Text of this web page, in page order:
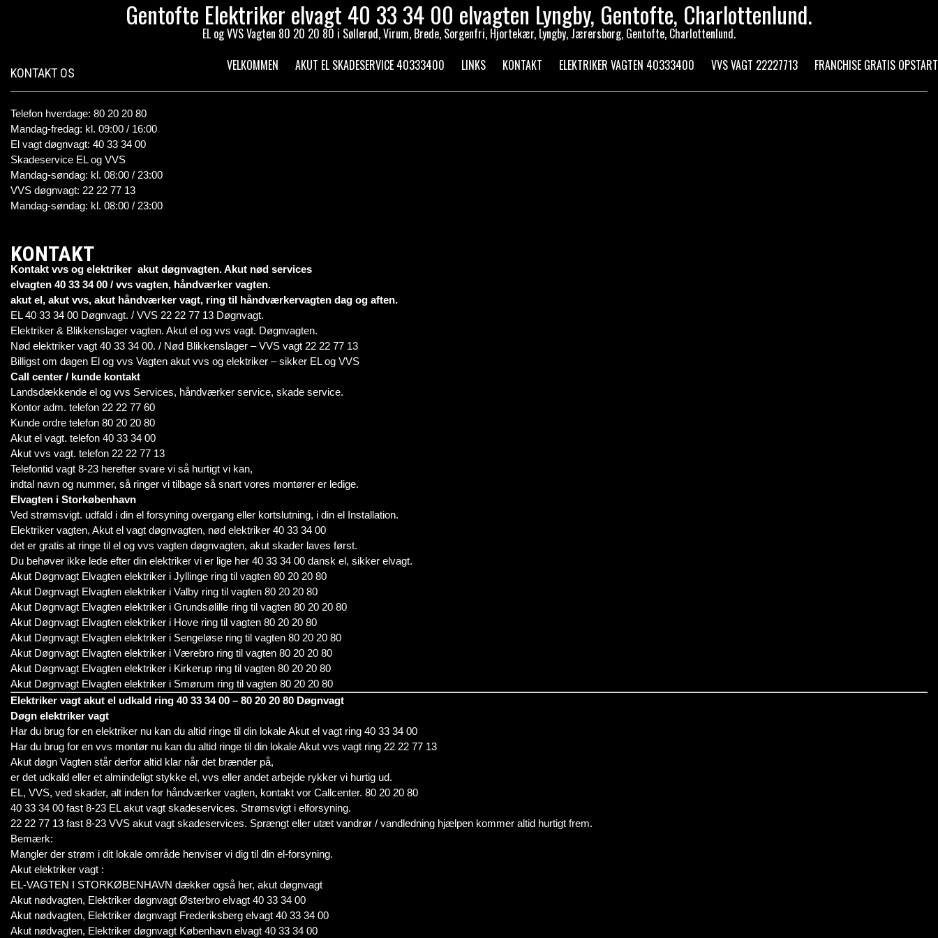
Gentofte Elektriker elvagt 40 33 34 00 elvagten Lyngby, Gentofte, Charlottenlund.
EL og VVS Vagten 80 20 20 80 i Søllerød, Virum, Brede, Sorgenfri, Hjortekær, Lyngby, Jærersborg, Gentofte, Charlottenlund.
VELKOMMEN
AKUT EL SKADESERVICE 40333400 LINKS KONTAKT ELEKTRIKER VAGTEN 40333400 VVS VAGT 22227713 FRANCHISE GRATIS OPSTART
KONTAKT OS
Telefon hverdage: 80 20 20 80
Mandag-fredag: kl. 09:00 / 16:00
El vagt døgnvagt: 40 33 34 00
Skadeservice EL og VVS
Mandag-søndag: kl. 08:00 / 23:00
VVS døgnvagt: 22 22 77 13
Mandag-søndag: kl. 08:00 / 23:00
KONTAKT
Kontakt vvs og elektriker akut døgnvagten. Akut nød services
elvagten 40 33 34 00 / vvs vagten, håndværker vagten.
akut el, akut vvs, akut håndværker vagt, ring til håndværkervagten dag og aften.
EL 40 33 34 00 Døgnvagt. / VVS 22 22 77 13 Døgnvagt.
Elektriker & Blikkenslager vagten. Akut el og vvs vagt. Døgnvagten.
Nød elektriker vagt 40 33 34 00. / Nød Blikkenslager – VVS vagt 22 22 77 13
Billigst om dagen El og vvs Vagten akut vvs og elektriker – sikker EL og VVS
Call center / kunde kontakt
Landsdækkende el og vvs Services, håndværker service, skade service.
Kontor adm. telefon 22 22 77 60
Kunde ordre telefon 80 20 20 80
Akut el vagt. telefon 40 33 34 00
Akut vvs vagt. telefon 22 22 77 13
Telefontid vagt 8-23 herefter svare vi så hurtigt vi kan,
indtal navn og nummer, så ringer vi tilbage så snart vores montører er ledige.
Elvagten i Storkøbenhavn
Ved strømsvigt. udfald i din el forsyning overgang eller kortslutning, i din el Installation.
Elektriker vagten, Akut el vagt døgnvagten, nød elektriker 40 33 34 00
det er gratis at ringe til el og vvs vagten døgnvagten, akut skader laves først.
Du behøver ikke lede efter din elektriker vi er lige her 40 33 34 00 dansk el, sikker elvagt.
Akut Døgnvagt Elvagten elektriker i Jyllinge ring til vagten 80 20 20 80
Akut Døgnvagt Elvagten elektriker i Valby ring til vagten 80 20 20 80
Akut Døgnvagt Elvagten elektriker i Grundsølille ring til vagten 80 20 20 80
Akut Døgnvagt Elvagten elektriker i Hove ring til vagten 80 20 20 80
Akut Døgnvagt Elvagten elektriker i Sengeløse ring til vagten 80 20 20 80
Akut Døgnvagt Elvagten elektriker i Værebro ring til vagten 80 20 20 80
Akut Døgnvagt Elvagten elektriker i Kirkerup ring til vagten 80 20 20 80
Akut Døgnvagt Elvagten elektriker i Smørum ring til vagten 80 20 20 80
Elektriker vagt akut el udkald ring 40 33 34 00 – 80 20 20 80 Døgnvagt
Døgn elektriker vagt
Har du brug for en elektriker nu kan du altid ringe til din lokale Akut el vagt ring 40 33 34 00
Har du brug for en vvs montør nu kan du altid ringe til din lokale Akut vvs vagt ring 22 22 77 13
Akut døgn Vagten står derfor altid klar når det brænder på,
er det udkald eller et almindeligt stykke el, vvs eller andet arbejde rykker vi hurtig ud.
EL, VVS, ved skader, alt inden for håndværker vagten, kontakt vor Callcenter. 80 20 20 80
40 33 34 00 fast 8-23 EL akut vagt skadeservices. Strømsvigt i elforsyning.
22 22 77 13 fast 8-23 VVS akut vagt skadeservices. Sprængt eller utæt vandrør / vandledning hjælpen kommer altid hurtigt frem.
Bemærk:
Mangler der strøm i dit lokale område henviser vi dig til din el-forsyning.
Akut elektriker vagt :
EL-VAGTEN I STORKØBENHAVN dækker også her, akut døgnvagt
Akut nødvagten, Elektriker døgnvagt Østerbro elvagt 40 33 34 00
Akut nødvagten, Elektriker døgnvagt Frederiksberg elvagt 40 33 34 00
Akut nødvagten, Elektriker døgnvagt København elvagt 40 33 34 00